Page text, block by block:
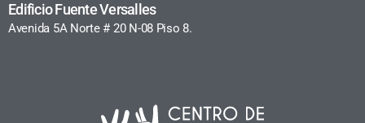
Edificio Fuente Versalles
Avenida 5A Norte # 20 N-08 Piso 8.